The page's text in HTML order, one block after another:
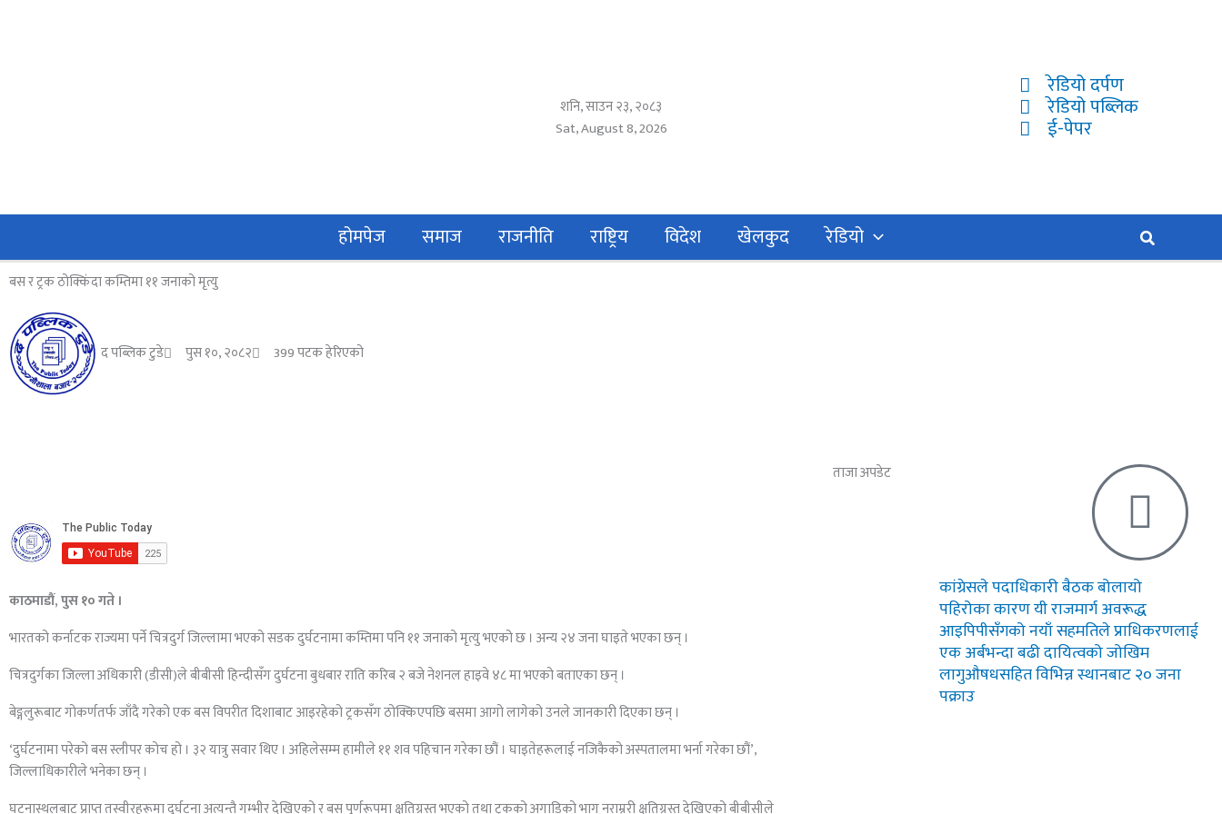
शनि, साउन २३, २०८३
Sat, August 8, 2026
रेडियो दर्पण
रेडियो पब्लिक
ई-पेपर
होमपेज समाज राजनीति राष्ट्रिय विदेश खेलकुद रेडियो Search
बस र ट्रक ठोक्किंदा कम्तिमा ११ जनाको मृत्यु
द पब्लिक टुडे पुस १०, २०८२ 399 पटक हेरिएको
काठमाडौं, पुस १० गते ।
भारतको कर्नाटक राज्यमा पर्ने चित्रदुर्ग जिल्लामा भएको सडक दुर्घटनामा कम्तिमा पनि ११ जनाको मृत्यु भएको छ । अन्य २४ जना घाइते भएका छन् ।
चित्रदुर्गका जिल्ला अधिकारी (डीसी)ले बीबीसी हिन्दीसँग दुर्घटना बुधबार राति करिब २ बजे नेशनल हाइवे ४८ मा भएको बताएका छन् ।
बेङ्गलुरूबाट गोकर्णतर्फ जाँदै गरेको एक बस विपरीत दिशाबाट आइरहेको ट्रकसँग ठोक्किएपछि बसमा आगो लागेको उनले जानकारी दिएका छन् ।
‘दुर्घटनामा परेको बस स्लीपर कोच हो । ३२ यात्रु सवार थिए । अहिलेसम्म हामीले ११ शव पहिचान गरेका छौं । घाइतेहरूलाई नजिकैको अस्पतालमा भर्ना गरेका छौं’,
जिल्लाधिकारीले भनेका छन् ।
घटनास्थलबाट प्राप्त तस्वीरहरूमा दुर्घटना अत्यन्तै गम्भीर देखिएको र बस पूर्णरूपमा क्षतिग्रस्त भएको तथा ट्रकको अगाडिको भाग नराम्ररी क्षतिग्रस्त देखिएको बीबीसीले
ताजा अपडेट
कांग्रेसले पदाधिकारी बैठक बोलायो
पहिरोका कारण यी राजमार्ग अवरूद्ध
आइपिपीसँगको नयाँ सहमतिले प्राधिकरणलाई
एक अर्बभन्दा बढी दायित्वको जोखिम
लागुऔषधसहित विभिन्न स्थानबाट २० जना
पक्राउ